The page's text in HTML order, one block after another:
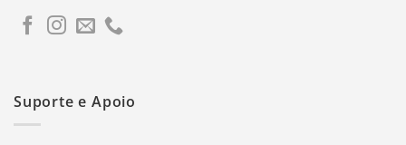
Suporte e Apoio